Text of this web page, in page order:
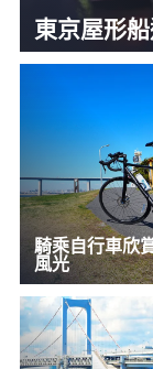
東京屋形
騎乘自行車欣
風光